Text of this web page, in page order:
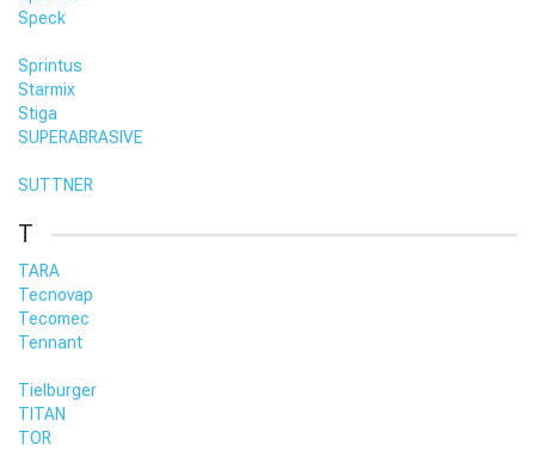
Speck
Sprintus
Starmix
Stiga
SUPERABRASIVE
SUTTNER
T
TARA
Tecnovap
Tecomec
Tennant
Tielburger
TITAN
TOR